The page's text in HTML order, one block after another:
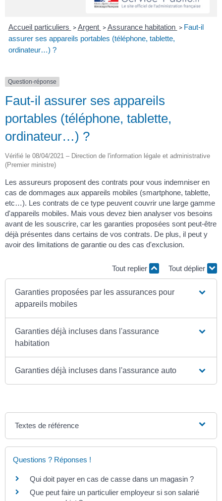
Accueil particuliers > Argent > Assurance habitation > Faut-il
assurer ses appareils portables (téléphone, tablette,
ordinateur…) ?
Question-réponse
Faut-il assurer ses appareils
portables (téléphone, tablette,
ordinateur…) ?
Vérifié le 08/04/2021 – Direction de l'information légale et administrative
(Premier ministre)
Les assureurs proposent des contrats pour vous indemniser en
cas de dommages aux appareils mobiles (smartphone, tablette,
etc…). Les contrats de ce type peuvent couvrir une large gamme
d'appareils mobiles. Mais vous devez bien analyser vos besoins
avant de les souscrire, car les garanties proposées sont peut-être
déjà présentes dans certains de vos contrats. De plus, il peut y
avoir des limitations de garantie ou des cas d'exclusion.
Tout replier Tout déplier
Garanties proposées par les assurances pour
appareils mobiles
Garanties déjà incluses dans l'assurance
habitation
Garanties déjà incluses dans l'assurance auto
Textes de référence
Questions ? Réponses !
Qui doit payer en cas de casse dans un magasin ?
Que peut faire un particulier employeur si son salarié